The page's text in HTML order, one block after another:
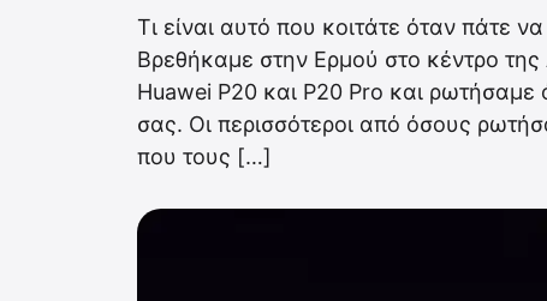
Τι είναι αυτό που κοιτάτε όταν πάτε
Βρεθήκαμε στην Ερμού στο κέντρο
Huawei P20 και P20 Pro και ρωτήσαμε
σας. Οι περισσότεροι από όσους
που τους […]